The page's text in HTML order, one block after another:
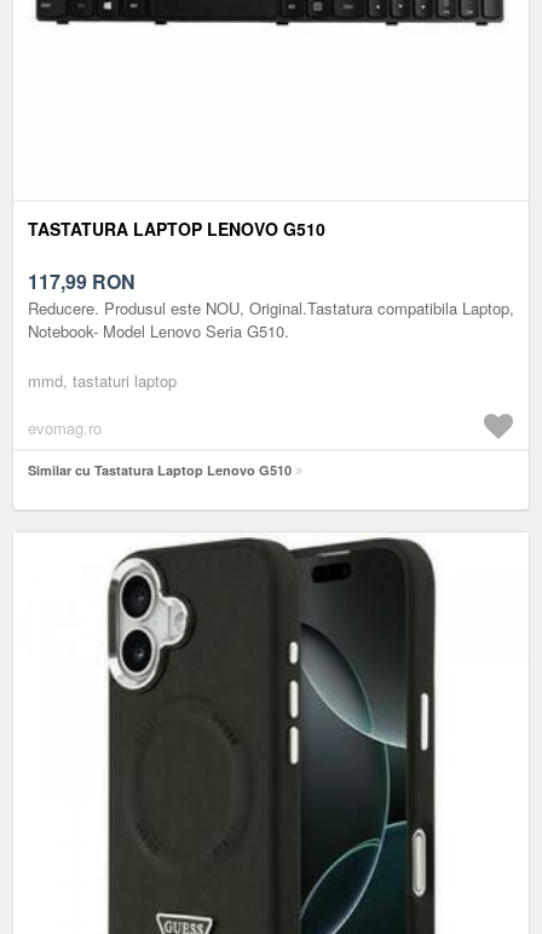
TASTATURA LAPTOP LENOVO G510
117,99 RON
Reducere. Produsul este NOU, Original.Tastatura compatibila Laptop,
Notebook- Model Lenovo Seria G510.
mmd, tastaturi laptop
evomag.ro
Similar cu Tastatura Laptop Lenovo G510